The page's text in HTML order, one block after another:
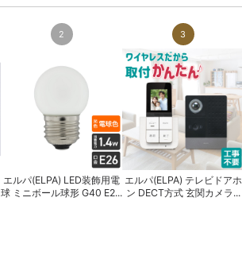
2
エルパ(ELPA) LED装飾用電
球 ミニボール球形 G40 E2...
3
エルパ(ELPA) テレビドアホ
ン DECT方式 玄関カメラ...